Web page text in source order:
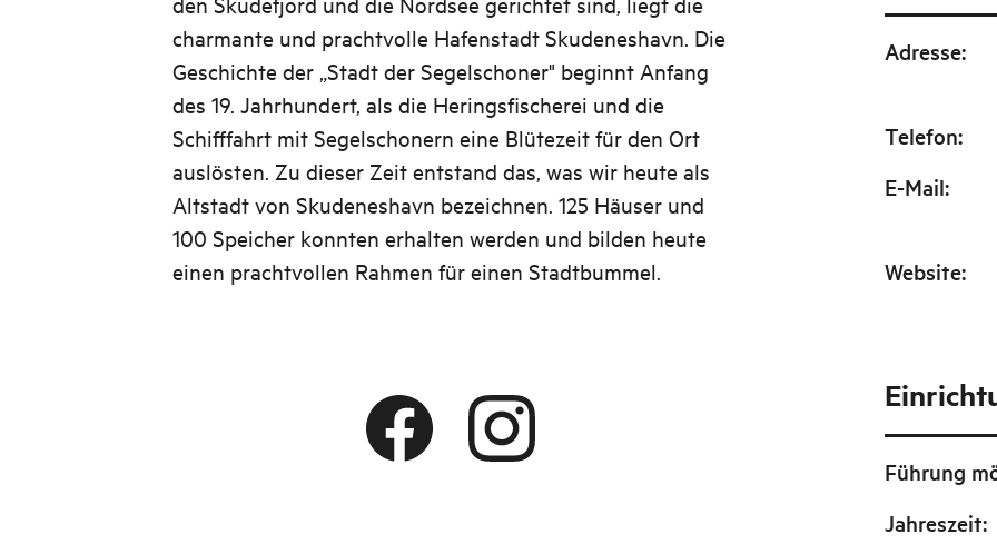
charmante und prachtvolle Hafenstadt Skudeneshavn. Die
Geschichte der „Stadt der Segelschoner" beginnt Anfang
des 19. Jahrhundert, als die Heringsfischerei und die
Schifffahrt mit Segelschonern eine Blütezeit für den Ort
auslösten. Zu dieser Zeit entstand das, was wir heute als
Altstadt von Skudeneshavn bezeichnen. 125 Häuser und
100 Speicher konnten erhalten werden und bilden heute
einen prachtvollen Rahmen für einen Stadtbummel.
Adresse:
Telefon:
E-Mail:
Website:
Führung
Jahreszeit: